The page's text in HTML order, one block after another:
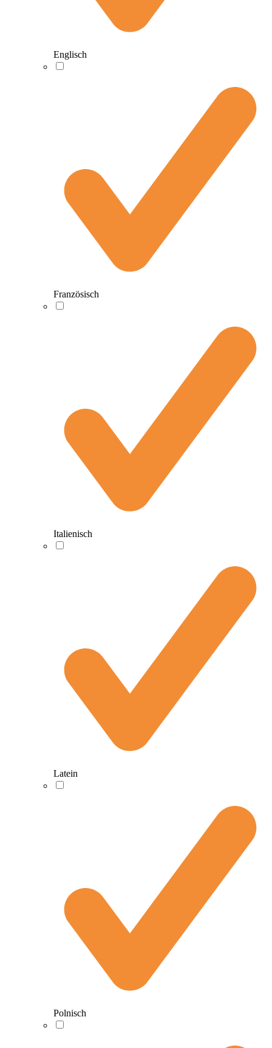
Englisch
Französisch
Italienisch
Latein
Polnisch